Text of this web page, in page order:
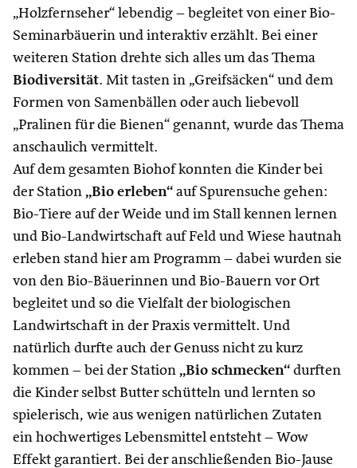
„Holzfernseher“ lebendig – begleitet von einer Bio-
Seminarbäuerin und interaktiv erzählt. Bei einer
weiteren Station drehte sich alles um das Thema
Biodiversität. Mit tasten in „Greifsäcken“ und dem
Formen von Samenbällen oder auch liebevoll
„Pralinen für die Bienen“ genannt, wurde das Thema
anschaulich vermittelt.
Auf dem gesamten Biohof konnten die Kinder bei
der Station „Bio erleben“ auf Spurensuche gehen:
Bio-Tiere auf der Weide und im Stall kennen lernen
und Bio-Landwirtschaft auf Feld und Wiese hautnah
erleben stand hier am Programm – dabei wurden sie
von den Bio-Bäuerinnen und Bio-Bauern vor Ort
begleitet und so die Vielfalt der biologischen
Landwirtschaft in der Praxis vermittelt. Und
natürlich durfte auch der Genuss nicht zu kurz
kommen – bei der Station „Bio schmecken“ durften
die Kinder selbst Butter schütteln und lernten so
spielerisch, wie aus wenigen natürlichen Zutaten
ein hochwertiges Lebensmittel entsteht – Wow
Effekt garantiert. Bei der anschließenden Bio-Jause